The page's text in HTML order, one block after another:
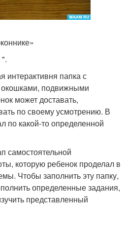
интерактивня папка с
подвижными
может доставать,
по своему усмотрению. В
по какой-то определенной
самостоятельной
которую ребенок проделал в
Чтобы заполнить эту папку,
определенные задания,
представленный